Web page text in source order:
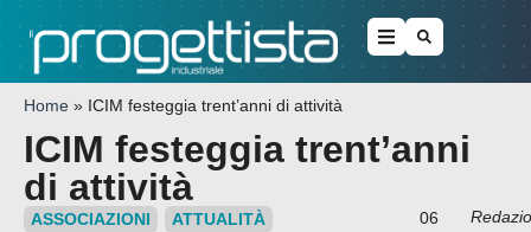
Home » ICIM festeggia trent’anni di attività
ICIM festeggia trent’anni
di attività
ASSOCIAZIONI
ATTUALITÀ
06